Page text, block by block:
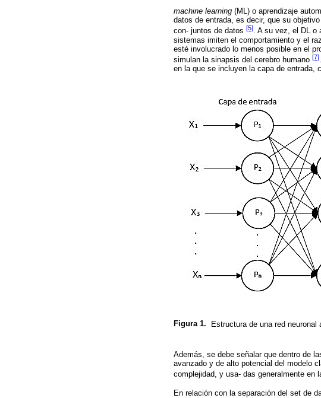
machine learning (ML) o aprendizaje
datos de entrada, es decir, que su
con- juntos de datos [5]. A su vez, el DL o
sistemas imiten el comportamiento y el
esté involucrado lo menos posible en el
simulan la sinapsis del cerebro humano [7]
en la que se incluyen la capa de entrada,
Figura 1. Estructura de una red neuronal
Además, se debe señalar que dentro de
avanzado y de alto potencial del modelo
complejidad, y usa- das generalmente en
En relación con la separación del set de